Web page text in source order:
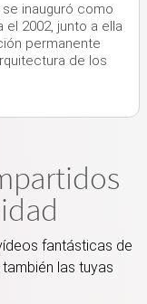
inauguró como
2002, junto a ella
permanente
de los
fantásticas de
las tuyas